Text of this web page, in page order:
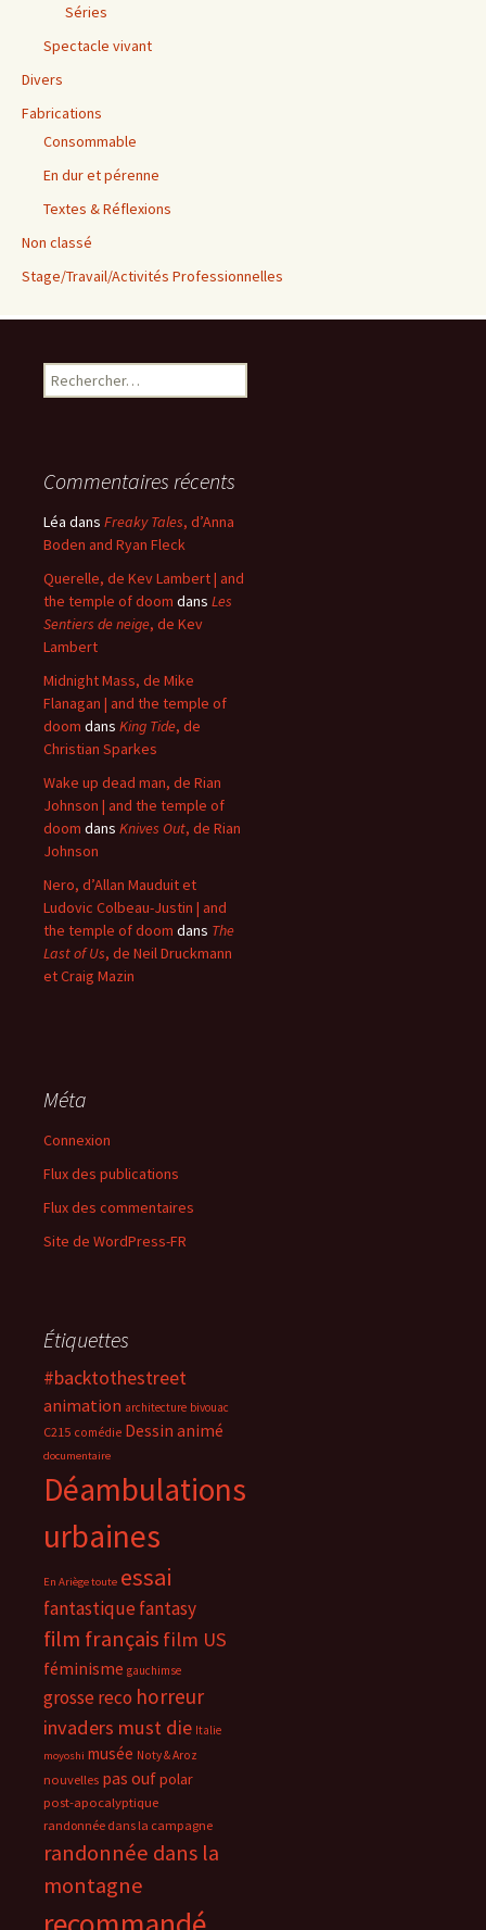
Séries
Spectacle vivant
Divers
Fabrications
Consommable
En dur et pérenne
Textes & Réflexions
Non classé
Stage/Travail/Activités Professionnelles
Rechercher :
Commentaires récents
Léa dans Freaky Tales, d’Anna
Boden and Ryan Fleck
Querelle, de Kev Lambert | and
the temple of doom dans Les
Sentiers de neige, de Kev
Lambert
Midnight Mass, de Mike
Flanagan | and the temple of
doom dans King Tide, de
Christian Sparkes
Wake up dead man, de Rian
Johnson | and the temple of
doom dans Knives Out, de Rian
Johnson
Nero, d’Allan Mauduit et
Ludovic Colbeau-Justin | and
the temple of doom dans The
Last of Us, de Neil Druckmann
et Craig Mazin
Méta
Connexion
Flux des publications
Flux des commentaires
Site de WordPress-FR
Étiquettes
#backtothestreet
animation architecture bivouac
C215 comédie Dessin animé
documentaire
Déambulations
urbaines
En Ariège toute essai
fantastiquefantasy
film français film US
féminisme gauchimse
grosse reco horreur
invaders must die Italie
moyoshi musée Noty & Aroz
nouvelles pas oufpolar
post-apocalyptique
randonnée dans la campagne
randonnée dans la
montagne